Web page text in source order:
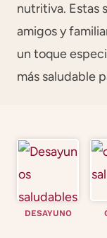
nutritiva. Estas
amigos y
un toque
más saludable
DESAYUNO